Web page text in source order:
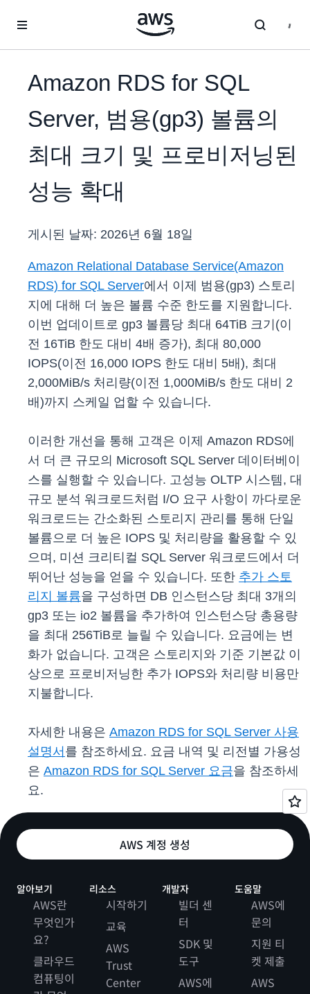
Amazon RDS for SQL
Server, 범용(gp3) 볼륨의
최대 크기 및 프로비저닝된
성능 확대
게시된 날짜: 2026년 6월 18일
Amazon Relational Database Service(Amazon
RDS) for SQL Server에서 이제 범용(gp3) 스토리
지에 대해 더 높은 볼륨 수준 한도를 지원합니다.
이번 업데이트로 gp3 볼륨당 최대 64TiB 크기(이
전 16TiB 한도 대비 4배 증가), 최대 80,000
IOPS(이전 16,000 IOPS 한도 대비 5배), 최대
2,000MiB/s 처리량(이전 1,000MiB/s 한도 대비 2
배)까지 스케일 업할 수 있습니다.
이러한 개선을 통해 고객은 이제 Amazon RDS에
서 더 큰 규모의 Microsoft SQL Server 데이터베이
스를 실행할 수 있습니다. 고성능 OLTP 시스템, 대
규모 분석 워크로드처럼 I/O 요구 사항이 까다로운
워크로드는 간소화된 스토리지 관리를 통해 단일
볼륨으로 더 높은 IOPS 및 처리량을 활용할 수 있
으며, 미션 크리티컬 SQL Server 워크로드에서 더
뛰어난 성능을 얻을 수 있습니다. 또한 추가 스토
리지 볼륨을 구성하면 DB 인스턴스당 최대 3개의
gp3 또는 io2 볼륨을 추가하여 인스턴스당 총용량
을 최대 256TiB로 늘릴 수 있습니다. 요금에는 변
화가 없습니다. 고객은 스토리지와 기준 기본값 이
상으로 프로비저닝한 추가 IOPS와 처리량 비용만
지불합니다.
자세한 내용은 Amazon RDS for SQL Server 사용
설명서 를 참조하세요. 요금 내역 및 리전별 가용성
은 Amazon RDS for SQL Server 요금을 참조하세
요.
AWS 계정 생성
알아보기
AWS란
무엇인가
요?
클라우드
컴퓨팅이
리소스
시작하기
교육
AWS
Trust
Center
개발자
빌더 센
터
SDK 및
도구
AWS에
도움말
AWS에
문의
지원 티
켓 제출
AWS